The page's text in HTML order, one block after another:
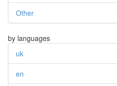
Other
by languages
uk
en